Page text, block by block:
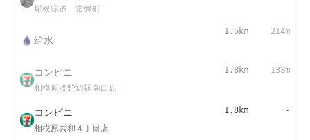
尾根緑道 常磐町
給水
1.5km 214m
コンビニ
相模原淵野辺駅南口店
1.8km 133m
コンビニ
相模原共和４丁目店
1.8km -